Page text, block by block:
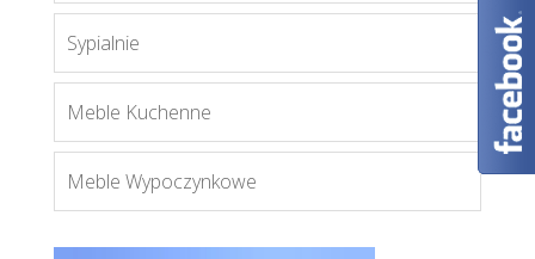
Sypialnie
Meble Kuchenne
Meble Wypoczynkowe